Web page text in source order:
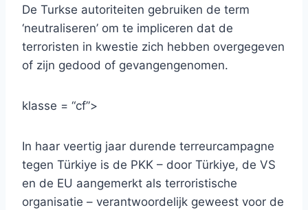
De Turkse autoriteiten gebruiken de term
‘neutraliseren’ om te impliceren dat de
terroristen in kwestie zich hebben overgegeven
of zijn gedood of gevangengenomen.
klasse = “cf”>
In haar veertig jaar durende terreurcampagne
tegen Türkiye is de PKK – door Türkiye, de VS
en de EU aangemerkt als terroristische
organisatie – verantwoordelijk geweest voor de